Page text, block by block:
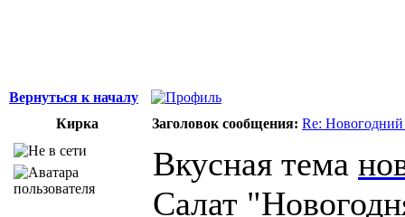
Вернуться к началу
Кирка
Заголовок сообщения: Re: Новогодний
Вкусная тема
Cалат